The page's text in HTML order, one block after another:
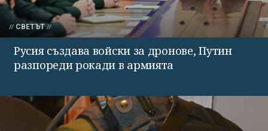
СВЕТЪТ
Русия създава войски за дронове, Путин
разпореди рокади в армията